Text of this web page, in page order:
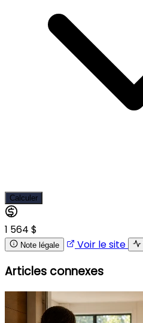
Calculer
1 564 $
Note légale Voir le site
Articles connexes